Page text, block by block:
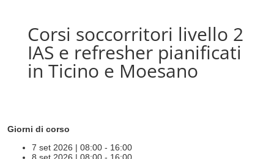
Corsi soccorritori livello 2
IAS e refresher pianificati
in Ticino e Moesano